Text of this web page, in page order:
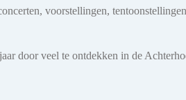
voorstellingen,
door veel te ontdekken in de